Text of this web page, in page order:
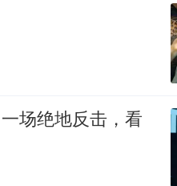
场绝地反击，看